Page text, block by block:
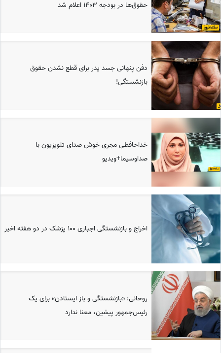
حقوق‌ها در بودجه 1403 اعلام شد
دفن پنهانی جسد پدر برای قطع نشدن حقوق
بازنشستگی!
خداحافظی مجری خوش صدای تلویزیون با
صداوسیما+ویدیو
اخراج و بازنشستگی اجباری 100 پزشک در دو هفته اخیر
روحانی: «بازنشستگی و باز ایستادن» برای یک
رئیس‌جمهور پیشین، معنا ندارد